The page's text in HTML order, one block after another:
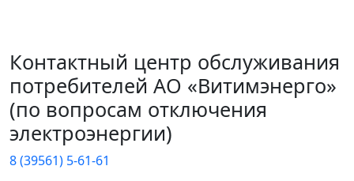
Контактный центр обслуживания
потребителей АО «Витимэнерго»
(по вопросам отключения
электроэнергии)
8 (39561) 5-61-61